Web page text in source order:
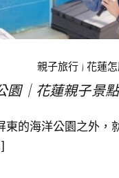
親子旅行| 花蓮
園｜花蓮親子景
東的海洋公園之外